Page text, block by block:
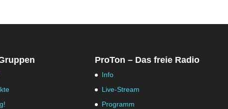
ProTon – Das freie Radio
Info
Live-Stream
Programm